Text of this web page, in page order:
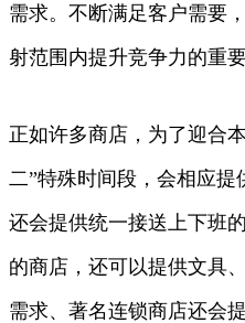
需求。不断满足客户需要
射范围内提升竞争力的重
正如许多商店，为了迎合
二”特殊时间段，会相应
还会提供统一接送上下班
的商店，还可以提供文具
需求、著名连锁商店还会